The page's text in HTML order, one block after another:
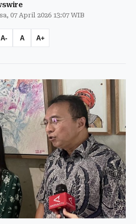
07 April 2026 13:07 WIB
A- A A+